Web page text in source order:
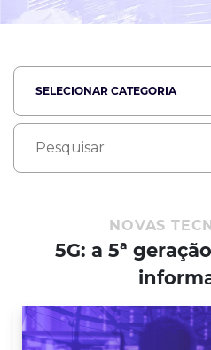
NOVAS
5G: a 5ª